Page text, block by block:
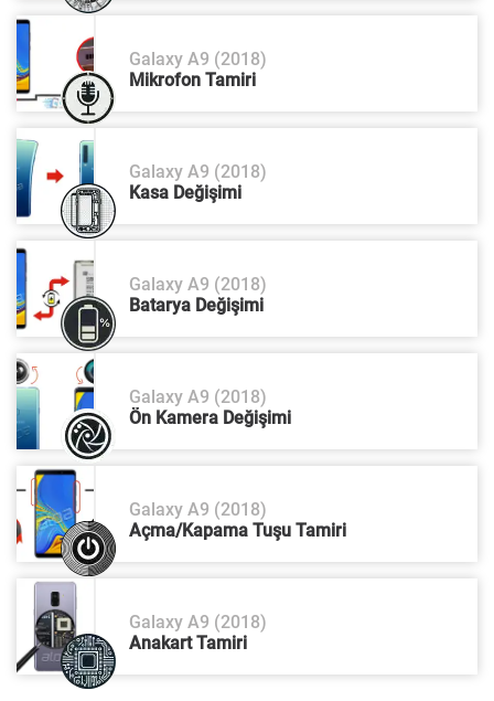
Galaxy A9 (2018)
Mikrofon Tamiri
Galaxy A9 (2018)
Kasa Değişimi
Galaxy A9 (2018)
Batarya Değişimi
Galaxy A9 (2018)
Ön Kamera Değişimi
Galaxy A9 (2018)
Açma/Kapama Tuşu Tamiri
Galaxy A9 (2018)
Anakart Tamiri